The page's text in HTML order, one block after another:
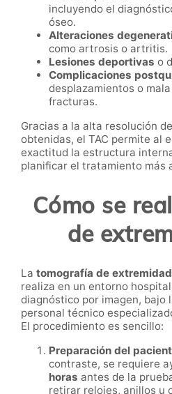
incluyendo el
óseo.
Alteraciones
como artrosis o artritis.
Lesiones deportivas o
Complicaciones
desplazamientos o
fracturas.
Gracias a la alta resolución
obtenidas, el TAC permite al
exactitud la estructura
planificar el tratamiento más
Cómo se
de
La tomografía de
realiza en un entorno
diagnóstico por imagen, bajo
personal técnico
El procedimiento es sencillo:
Preparación del
contraste, se requiere
horas antes de la
retirar relojes, anillos u